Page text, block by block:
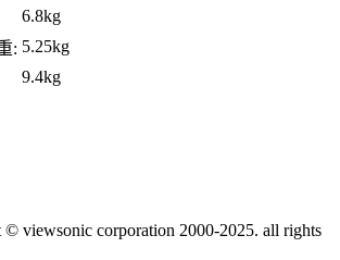
6.8kg
: 5.25kg
9.4kg
viewsonic corporation 2000-2025. all rights